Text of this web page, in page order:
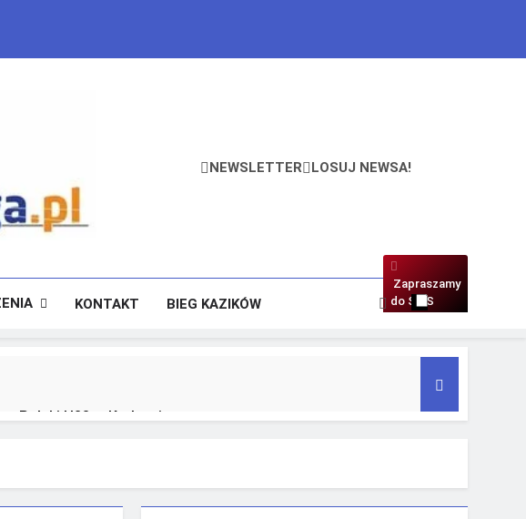
NEWSLETTER LOSUJ NEWSA!
Zapraszamy
do SMS
KONTAKT BIEG KAZIKÓW
Polski U23 w Krakowie